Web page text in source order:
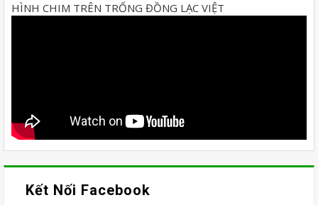
HÌNH CHIM TRÊN TRỐNG ĐỒNG LẠC VIỆT
Kết Nối Facebook